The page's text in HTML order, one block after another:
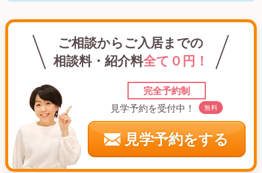
ご相談からご入居までの
相談料・紹介料全て０円！
完全予約制
見学予約を受付中！
無料
見学予約をする